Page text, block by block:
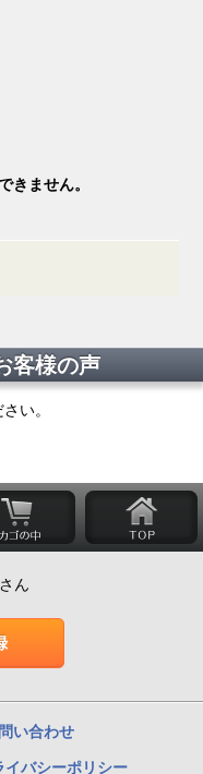
きません。
客様の声
い。
ん
い合わせ
イバシーポリシー